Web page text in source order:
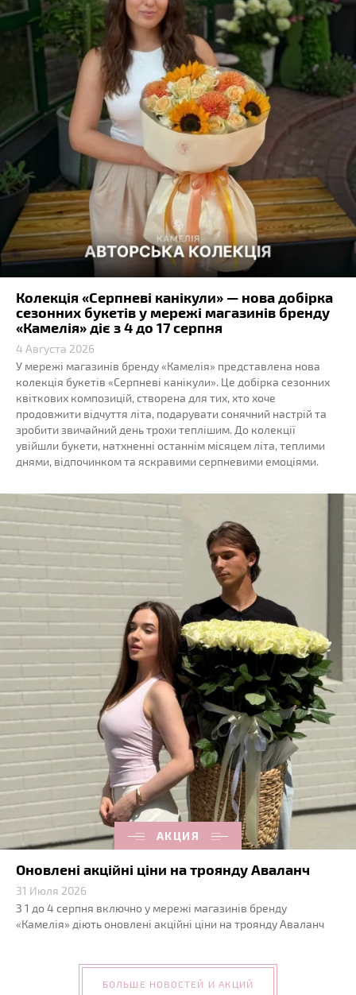
Колекція «Серпневі канікули» — нова добірка
сезонних букетів у мережі магазинів бренду
«Камелія» діє з 4 до 17 серпня
4 Августа 2026
У мережі магазинів бренду «Камелія» представлена нова
колекція букетів «Серпневі канікули». Це добірка сезонних
квіткових композицій, створена для тих, хто хоче
продовжити відчуття літа, подарувати сонячний настрій та
зробити звичайний день трохи теплішим. До колекції
увійшли букети, натхненні останнім місяцем літа, теплими
днями, відпочинком та яскравими серпневими емоціями.
АКЦИЯ
Оновлені акційні ціни на троянду Аваланч
31 Июля 2026
З 1 до 4 серпня включно у мережі магазинів бренду
«Камелія» діють оновлені акційні ціни на троянду Аваланч
БОЛЬШЕ НОВОСТЕЙ И АКЦИЙ